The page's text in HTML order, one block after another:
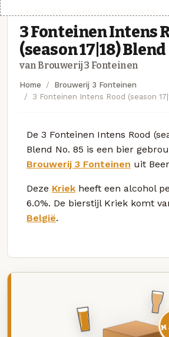
3 Fonteinen Intens
(season 17|18) Blend
van Brouwerij 3 Fonteinen
Home
Brouwerij 3 Fonteinen
3 Fonteinen Intens Rood (season
De 3 Fonteinen Intens Rood
Blend No. 85 is een bier
Brouwerij 3 Fonteinen uit
Deze Kriek heeft een alcohol
6.0%. De bierstijl Kriek komt
België.